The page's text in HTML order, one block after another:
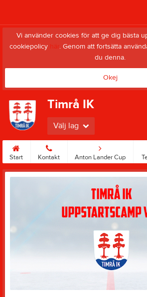
Vi använder cookies för att ge dig bästa
cookiepolicy här. Genom att fortsätta
du denna.
Okej
Timrå IK
Välj lag
Start Kontakt Anton Lander Cup